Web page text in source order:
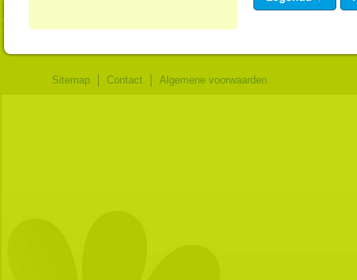
Sitemap Contact Algemene voorwaarden